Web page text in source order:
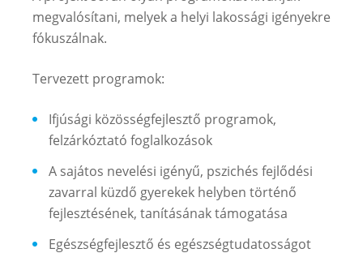
megvalósítani, melyek a helyi lakossági igényekre
fókuszálnak.
Tervezett programok:
Ifjúsági közösségfejlesztő programok,
felzárkóztató foglalkozások
A sajátos nevelési igényű, pszichés fejlődési
zavarral küzdő gyerekek helyben történő
fejlesztésének, tanításának támogatása
Egészségfejlesztő és egészségtudatosságot